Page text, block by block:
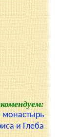
монастырь
и Глеба